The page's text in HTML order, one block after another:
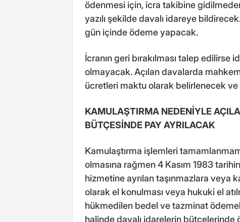
ödenmesi için, icra takibine
yazılı şekilde davalı idareye
gün içinde ödeme yapacak.
İcranın geri bırakılması talep
olmayacak. Açılan davalarda
ücretleri maktu olarak belirlenecek
KAMULAŞTIRMA NEDENİYLE
BÜTÇESİNDE PAY AYRILACAK
Kamulaştırma işlemleri
olmasına rağmen 4 Kasım 1983
hizmetine ayrılan taşınmazlara veya
olarak el konulması veya hukuki el
hükmedilen bedel ve tazminat
halinde davalı idarelerin bütçelerinde